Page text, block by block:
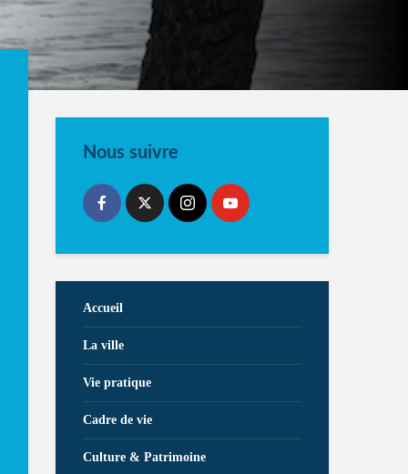
Nous suivre
Accueil
La ville
Vie pratique
Cadre de vie
Culture & Patrimoine